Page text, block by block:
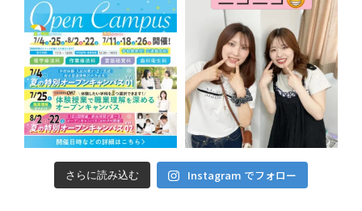
さらに読み込む Instagram でフォロー